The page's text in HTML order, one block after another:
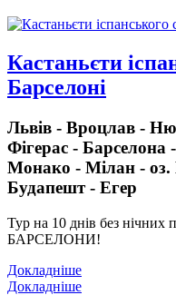
Кастаньєти
Барселоні
Львів - Вроцлав -
Фігерас -
Монако - Мілан -
Будапешт - Егер
Тур на 10 днів без нічних
БАРСЕЛОНИ!
Докладніше
Докладніше